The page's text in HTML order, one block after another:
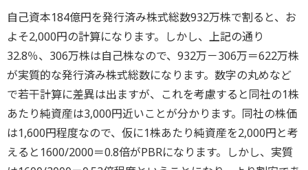
自己資本184億円を発行済み株式総数932万株で割ると、お
よそ2,000円の計算になります。しかし、上記の通り
32.8％、306万株は自己株なので、932万－306万＝622万株
が実質的な発行済み株式総数になります。数字の丸めなど
で若干計算に差異は出ますが、これを考慮すると同社の1株
あたり純資産は3,000円近いことが分かります。同社の株価
は1,600円程度なので、仮に1株あたり純資産を2,000円と考
えると1600/2000＝0.8倍がPBRになります。しかし、実質